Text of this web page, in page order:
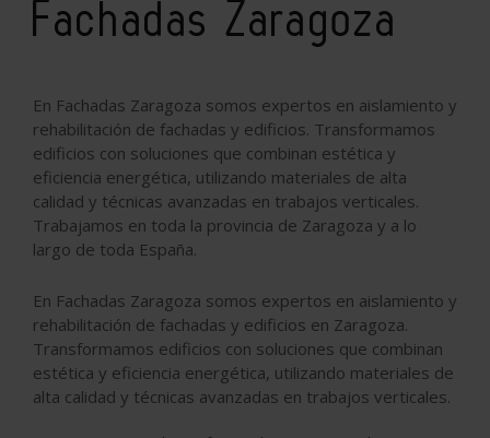
Fachadas Zaragoza
En Fachadas Zaragoza somos expertos en aislamiento y
rehabilitación de fachadas y edificios. Transformamos
edificios con soluciones que combinan estética y
eficiencia energética, utilizando materiales de alta
calidad y técnicas avanzadas en trabajos verticales.
Trabajamos en toda la provincia de Zaragoza y a lo
largo de toda España.
En Fachadas Zaragoza somos expertos en aislamiento y
rehabilitación de fachadas y edificios en Zaragoza.
Transformamos edificios con soluciones que combinan
estética y eficiencia energética, utilizando materiales de
alta calidad y técnicas avanzadas en trabajos verticales.